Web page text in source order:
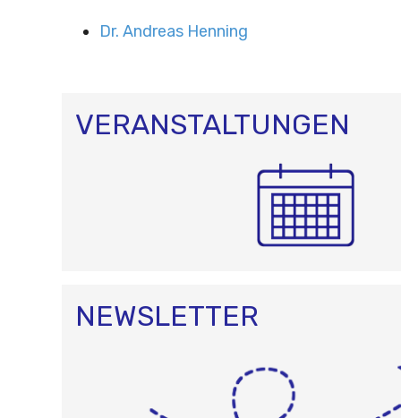
Dr. Andreas Henning
VERANSTALTUNGEN
NEWSLETTER